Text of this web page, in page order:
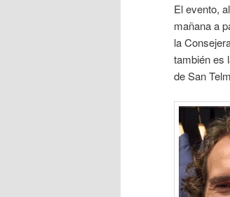
El evento,
mañana a
la
también es
de San